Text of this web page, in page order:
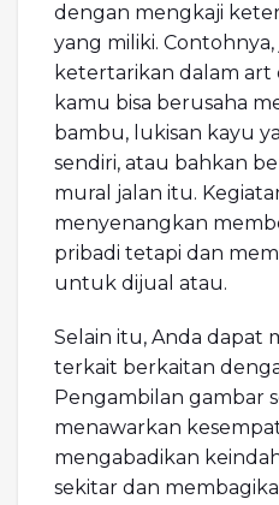
dengan mengkaji
yang miliki.
ketertarikan dalam art
kamu bisa berusaha
bambu, lukisan kayu
sendiri, atau bahkan
mural jalan itu.
menyenangkan
pribadi tetapi dan
untuk dijual atau.
Selain itu, Anda dapat
terkait berkaitan
Pengambilan gambar
menawarkan
mengabadikan
sekitar dan